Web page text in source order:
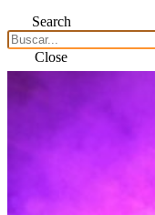
Search
Close